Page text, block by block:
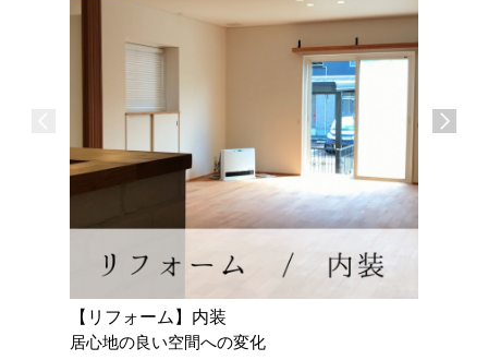
【リフォーム】内装
居心地の良い空間への変化